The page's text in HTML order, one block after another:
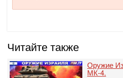
Читайте также
Оружие
МК-4.